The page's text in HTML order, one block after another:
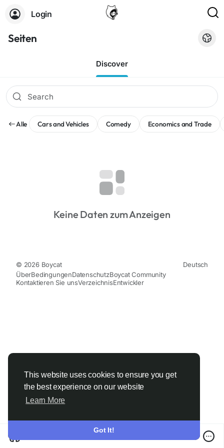
This website uses cookies to ensure you get
the best experience on our website
Learn More
Got It!
Login
Seiten
Discover
Alle Cars and Vehicles Comedy Economics and Trade
Keine Daten zum Anzeigen
© 2026 Boycat
Deutsch
ÜberBedingungenDatenschutzBoycat Community
Kontaktieren Sie unsVerzeichnisEntwickler